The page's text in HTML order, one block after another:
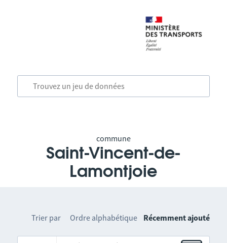
commune
Saint-Vincent-de-
Lamontjoie
Trier par Ordre alphabétique Récemment ajouté